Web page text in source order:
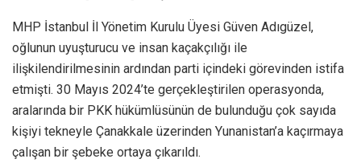
MHP İstanbul İl Yönetim Kurulu Üyesi Güven Adıgüzel,
oğlunun uyuşturucu ve insan kaçakçılığı ile
ilişkilendirilmesinin ardından parti içindeki görevinden istifa
etmişti. 30 Mayıs 2024’te gerçekleştirilen operasyonda,
aralarında bir PKK hükümlüsünün de bulunduğu çok sayıda
kişiyi tekneyle Çanakkale üzerinden Yunanistan’a kaçırmaya
çalışan bir şebeke ortaya çıkarıldı.